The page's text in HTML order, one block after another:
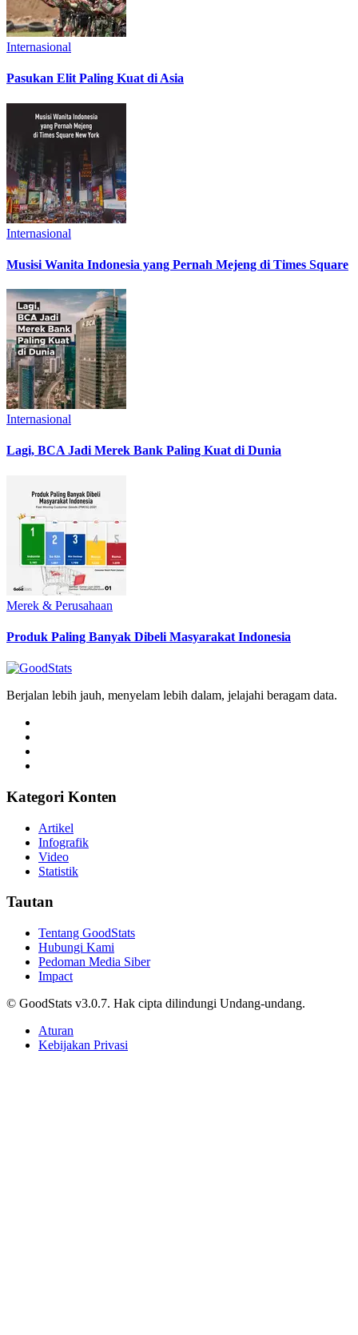
Internasional
Pasukan Elit Paling Kuat di Asia
Internasional
Musisi Wanita Indonesia yang Pernah Mejeng di Times Square
Internasional
Lagi, BCA Jadi Merek Bank Paling Kuat di Dunia
Merek & Perusahaan
Produk Paling Banyak Dibeli Masyarakat Indonesia
Berjalan lebih jauh, menyelam lebih dalam, jelajahi beragam data.
Kategori Konten
Artikel
Infografik
Video
Statistik
Tautan
Tentang GoodStats
Hubungi Kami
Pedoman Media Siber
Impact
© GoodStats v3.0.7. Hak cipta dilindungi Undang-undang.
Aturan
Kebijakan Privasi